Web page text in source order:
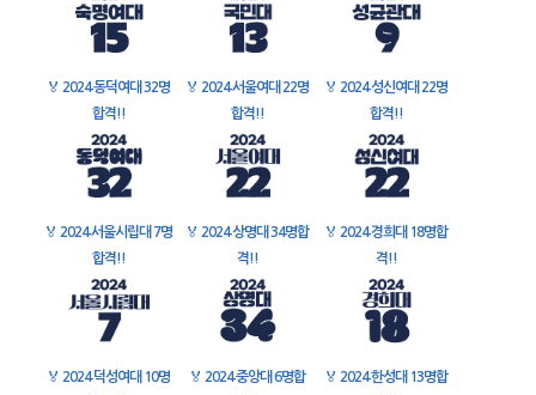
🏅 2024 동덕여대 32명
합격!!
🏅 2024 서울여대 22명
합격!!
🏅 2024 성신여대 22명
합격!!
🏅 2024 서울시립대 7명
합격!!
🏅 2024 상명대 34명합
격!!
🏅 2024 경희대 18명합
격!!
🏅 2024 덕성여대 10명
🏅 2024 중앙대 6명합
🏅 2024 한성대 13명합